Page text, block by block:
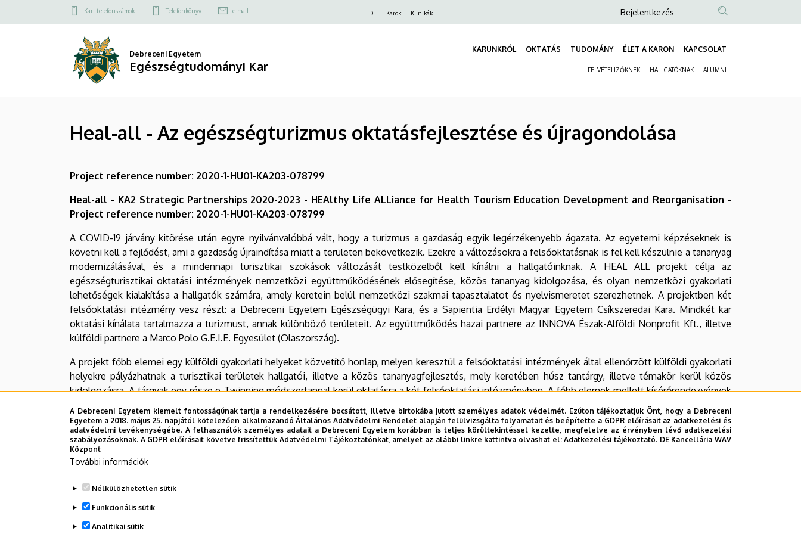
oktatásfejlesztése
újragondolása
Egészségtudományi
a
Felső
menü
Kari telefonszámok Telefonkönyv e-mail DE Karok Klinikák
Anonim
fiók
menüje
Bejelentkezés
Debreceni Egyetem
Egészségtudományi Kar
KARUNKRÓL OKTATÁS TUDOMÁNY ÉLET A KARON KAPCSOLAT
FELVÉTELIZŐKNEK HALLGATÓKNAK ALUMNI
Heal-all - Az egészségturizmus oktatásfejlesztése és újragondolása
Project reference number: 2020-1-HU01-KA203-078799
Heal-all - KA2 Strategic Partnerships 2020-2023 - HEAlthy Life ALLiance for Health Tourism Education Development and Reorganisation -
Project reference number: 2020-1-HU01-KA203-078799
A COVID-19 járvány kitörése után egyre nyilvánvalóbbá vált, hogy a turizmus a gazdaság egyik legérzékenyebb ágazata. Az egyetemi képzéseknek is
követni kell a fejlődést, ami a gazdaság újraindítása miatt a területen bekövetkezik. Ezekre a változásokra a felsőoktatásnak is fel kell készülnie a tananyag
modernizálásával, és a mindennapi turisztikai szokások változását testközelből kell kínálni a hallgatóinknak. A HEAL ALL projekt célja az
egészségturisztikai oktatási intézmények nemzetközi együttműködésének elősegítése, közös tananyag kidolgozása, és olyan nemzetközi gyakorlati
lehetőségek kialakítása a hallgatók számára, amely keretein belül nemzetközi szakmai tapasztalatot és nyelvismeretet szerezhetnek. A projektben két
felsőoktatási intézmény vesz részt: a Debreceni Egyetem Egészségügyi Kara, és a Sapientia Erdélyi Magyar Egyetem Csíkszeredai Kara. Mindkét kar
oktatási kínálata tartalmazza a turizmust, annak különböző területeit. Az együttműködés hazai partnere az INNOVA Észak-Alföldi Nonprofit Kft., illetve
külföldi partnere a Marco Polo G.E.I.E. Egyesület (Olaszország).
A projekt főbb elemei egy külföldi gyakorlati helyeket közvetítő honlap, melyen keresztül a felsőoktatási intézmények által ellenőrzött külföldi gyakorlati
helyekre pályázhatnak a turisztikai területek hallgatói, illetve a közös tananyagfejlesztés, mely keretében húsz tantárgy, illetve témakör kerül közös
kidolgozásra. A tárgyak egy része e-Twinning módszertannal kerül oktatásra a két felsőoktatási intézményben. A főbb elemek mellett kísérőrendezvények
és képzések is megrendezésre kerülnek.
KA2 – Együttműködés az innovációért és a bevált gyakorlatok cseréjéért Stratégiai partnerségek a felsőoktatásban
Projektvezető:
A Debreceni Egyetem kiemelt fontosságúnak tartja a rendelkezésére bocsátott, illetve birtokába jutott személyes adatok védelmét. Ezúton tájékoztatjuk Önt, hogy a Debreceni
Egyetem a 2018. május 25. napjától kötelezően alkalmazandó Általános Adatvédelmi Rendelet alapján felülvizsgálta folyamatait és beépítette a GDPR előírásait az adatkezelési és
adatvédelmi tevékenységébe. A felhasználók személyes adatait a Debreceni Egyetem korábban is teljes körültekintéssel kezelte, megfelelve az érvényben lévő adatkezelési
szabályozásoknak. A GDPR előírásait követve frissítettük Adatvédelmi Tájékoztatónkat, amelyet az alábbi linkre kattintva olvashat el:Adatkezelési tájékoztató. DE Kancellária WAV
Központ
További információk
Nélkülözhetetlen sütik
Funkcionális sütik
Analitikai sütik